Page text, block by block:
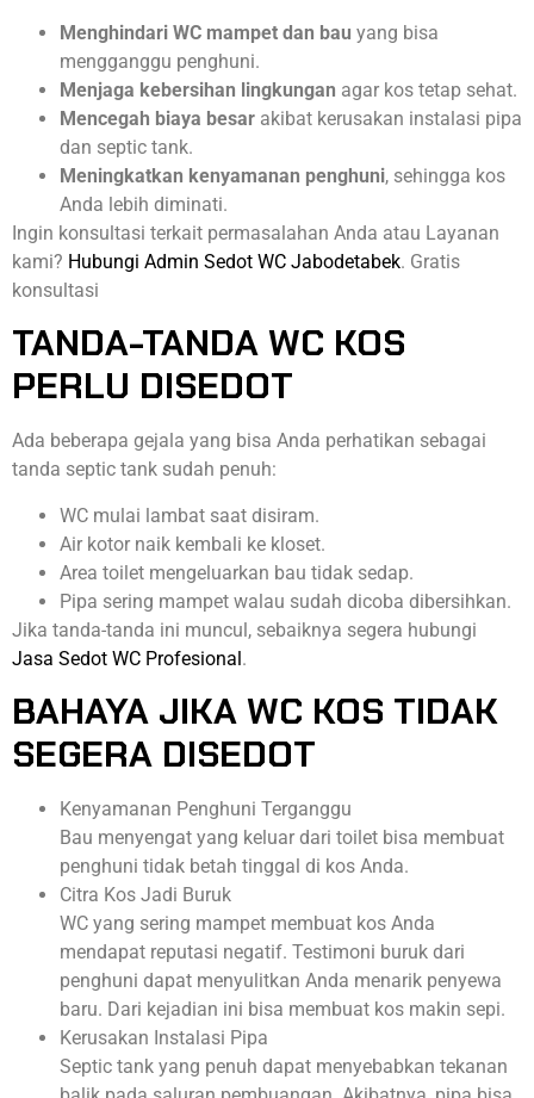
Menghindari WC mampet dan bau yang bisa
mengganggu penghuni.
Menjaga kebersihan lingkungan agar kos tetap sehat.
Mencegah biaya besar akibat kerusakan instalasi pipa
dan septic tank.
Meningkatkan kenyamanan penghuni, sehingga kos
Anda lebih diminati.
Ingin konsultasi terkait permasalahan Anda atau Layanan
kami? Hubungi Admin Sedot WC Jabodetabek. Gratis
konsultasi
TANDA-TANDA WC KOS
PERLU DISEDOT
Ada beberapa gejala yang bisa Anda perhatikan sebagai
tanda septic tank sudah penuh:
WC mulai lambat saat disiram.
Air kotor naik kembali ke kloset.
Area toilet mengeluarkan bau tidak sedap.
Pipa sering mampet walau sudah dicoba dibersihkan.
Jika tanda-tanda ini muncul, sebaiknya segera hubungi
Jasa Sedot WC Profesional.
BAHAYA JIKA WC KOS TIDAK
SEGERA DISEDOT
Kenyamanan Penghuni Terganggu
Bau menyengat yang keluar dari toilet bisa membuat
penghuni tidak betah tinggal di kos Anda.
Citra Kos Jadi Buruk
WC yang sering mampet membuat kos Anda
mendapat reputasi negatif. Testimoni buruk dari
penghuni dapat menyulitkan Anda menarik penyewa
baru. Dari kejadian ini bisa membuat kos makin sepi.
Kerusakan Instalasi Pipa
Septic tank yang penuh dapat menyebabkan tekanan